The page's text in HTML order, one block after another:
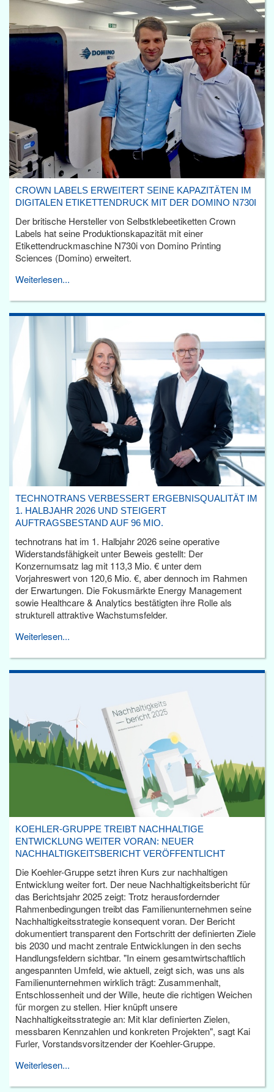
CROWN LABELS ERWEITERT SEINE KAPAZITÄTEN IM
DIGITALEN ETIKETTENDRUCK MIT DER DOMINO N730I
Der britische Hersteller von Selbstklebeetiketten Crown
Labels hat seine Produktionskapazität mit einer
Etikettendruckmaschine N730i von Domino Printing
Sciences (Domino) erweitert.
Weiterlesen...
TECHNOTRANS VERBESSERT ERGEBNISQUALITÄT IM
1. HALBJAHR 2026 UND STEIGERT
AUFTRAGSBESTAND AUF 96 MIO.
technotrans hat im 1. Halbjahr 2026 seine operative
Widerstandsfähigkeit unter Beweis gestellt: Der
Konzernumsatz lag mit 113,3 Mio. € unter dem
Vorjahreswert von 120,6 Mio. €, aber dennoch im Rahmen
der Erwartungen. Die Fokusmärkte Energy Management
sowie Healthcare & Analytics bestätigten ihre Rolle als
strukturell attraktive Wachstumsfelder.
Weiterlesen...
KOEHLER-GRUPPE TREIBT NACHHALTIGE
ENTWICKLUNG WEITER VORAN: NEUER
NACHHALTIGKEITSBERICHT VERÖFFENTLICHT
Die Koehler-Gruppe setzt ihren Kurs zur nachhaltigen
Entwicklung weiter fort. Der neue Nachhaltigkeitsbericht für
das Berichtsjahr 2025 zeigt: Trotz herausfordernder
Rahmenbedingungen treibt das Familienunternehmen seine
Nachhaltigkeitsstrategie konsequent voran. Der Bericht
dokumentiert transparent den Fortschritt der definierten Ziele
bis 2030 und macht zentrale Entwicklungen in den sechs
Handlungsfeldern sichtbar. "In einem gesamtwirtschaftlich
angespannten Umfeld, wie aktuell, zeigt sich, was uns als
Familienunternehmen wirklich trägt: Zusammenhalt,
Entschlossenheit und der Wille, heute die richtigen Weichen
für morgen zu stellen. Hier knüpft unsere
Nachhaltigkeitsstrategie an: Mit klar definierten Zielen,
messbaren Kennzahlen und konkreten Projekten", sagt Kai
Furler, Vorstandsvorsitzender der Koehler-Gruppe.
Weiterlesen...